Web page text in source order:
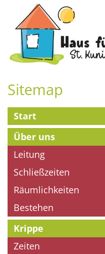
Zum Inhalt springen
Sitemap
Start
Über uns
Leitung
Schließzeiten
Räumlichkeiten
Bestehen
Krippe
Zeiten